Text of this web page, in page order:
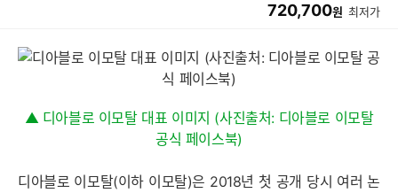
720,700원 최저가
▲ 디아블로 이모탈 대표 이미지 (사진출처: 디아블로 이모탈
공식 페이스북)
디아블로 이모탈(이하 이모탈)은 2018년 첫 공개 당시 여러 논